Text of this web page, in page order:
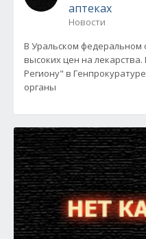
аптеках
Новости
В Уральском федеральном
высоких цен на
Региону" в
органы